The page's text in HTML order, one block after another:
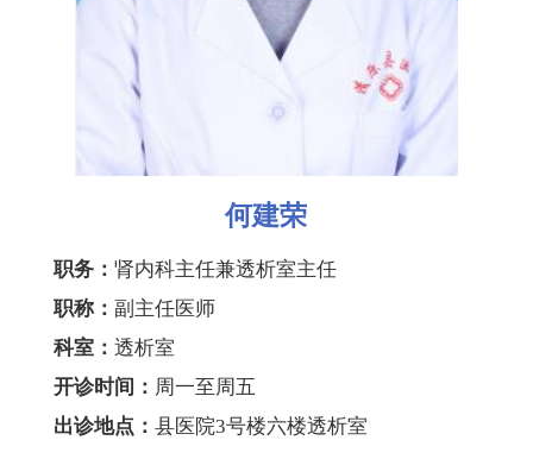
何建荣
职务： 肾内科主任兼透析室主任
职称： 副主任医师
科室： 透析室
开诊时间： 周一至周五
出诊地点： 县医院3号楼六楼透析室